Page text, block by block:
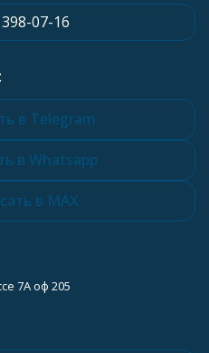
07-16
в Telegram
в Whatsapp
в MAX
7А оф 205